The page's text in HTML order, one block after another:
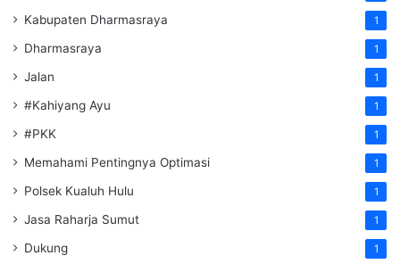
Kabupaten Dharmasraya 1
Dharmasraya 1
Jalan 1
#Kahiyang Ayu 1
#PKK 1
Memahami Pentingnya Optimasi 1
Polsek Kualuh Hulu 1
Jasa Raharja Sumut 1
Dukung 1